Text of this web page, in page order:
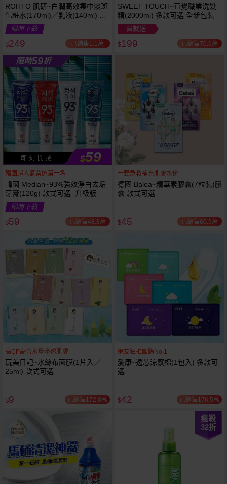
越多越
便宜
ROHTO 肌研~白潤高效集中淡斑
化粧水(170ml)／乳液(140ml) 款
式可選
限時下殺
$249 已銷售1.1萬
SWEET TOUCH~直覺職業洗髮
精(2000ml) 多款可選 全新包裝
買就送
$199 已銷售70.6萬
限時59折
即 刻 開 搶 $59
韓國超人氣票選第一名
韓國 Median~93%強效淨白去垢
牙膏(120g) 款式可選 升級版
限時下殺
$59 已銷售48.8萬
一顆急救補充肌膚水份
德國 Balea~精華素膠囊(7粒裝)膠
囊 款式可選
$45 已銷售60.9萬
高CP高含水量滲透肌膚
玩美日記~水絲布面膜(1片入／
25ml) 款式可選
$9 已銷售172.8萬
網友狂推團購No.1
愛康~透芯涼感棉(1包入) 多款可
選
$42 已銷售176.5萬
瘋殺
32折